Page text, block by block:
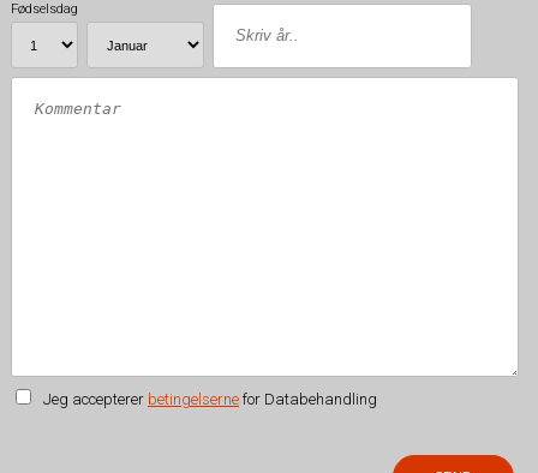
Fødselsdag
Jeg accepterer betingelsernefor Databehandling